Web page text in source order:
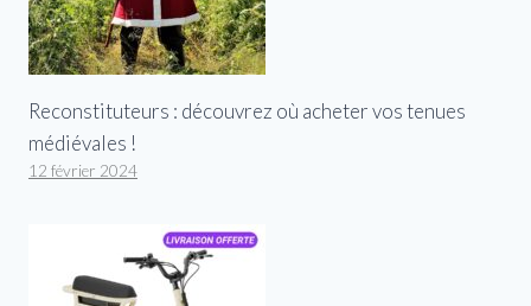
Reconstituteurs : découvrez où acheter vos tenues
médiévales !
12 février 2024